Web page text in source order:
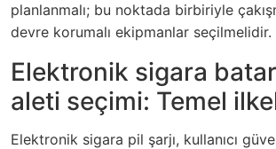
planlanmalı; bu noktada birbiriyle
devre korumalı ekipmanlar seçilmelidir.
Elektronik sigara
aleti seçimi: Temel
Elektronik sigara pil şarjı, kullanıcı